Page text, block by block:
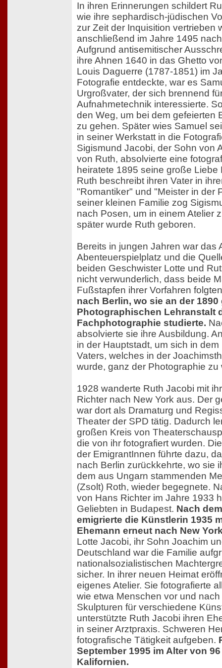
In ihren Erinnerungen schildert
wie ihre sephardisch-jüdischen
zur Zeit der Inquisition vertrieben
anschließend im Jahre 1495
Aufgrund antisemitischer
ihre Ahnen 1640 in das Ghetto
Louis Daguerre (1787-1851) im
Fotografie entdeckte, war es
Urgroßvater, der sich brennend
Aufnahmetechnik interessierte.
den Weg, um bei dem gefeierten
zu gehen. Später wies Samuel
in seiner Werkstatt in die
Sigismund Jacobi, der Sohn von
von Ruth, absolvierte eine
heiratete 1895 seine große Liebe
Ruth beschreibt ihren Vater in
"Romantiker" und "Meister in der
seiner kleinen Familie zog
nach Posen, um in einem Atelier
später wurde Ruth geboren.
Bereits in jungen Jahren war das
Abenteuerspielplatz und die
beiden Geschwister Lotte und
nicht verwunderlich, dass beide
Fußstapfen ihrer Vorfahren
nach Berlin, wo sie an der
Photographischen Lehranstalt
Fachphotographie studierte.
absolvierte sie ihre Ausbildung.
in der Hauptstadt, um sich in
Vaters, welches in der
wurde, ganz der Photographie zu
1928 wanderte Ruth Jacobi mit
Richter nach New York aus. Der
war dort als Dramaturg und
Theater der SPD tätig. Dadurch
großen Kreis von
die von ihr fotografiert wurden.
der EmigrantInnen führte dazu,
nach Berlin zurückkehrte, wo sie
dem aus Ungarn stammenden
(Zsolt) Roth, wieder begegnete.
von Hans Richter im Jahre 1933
Geliebten in Budapest. Nach
emigrierte die Künstlerin 1935
Ehemann erneut nach New
Lotte Jacobi, ihr Sohn Joachim
Deutschland war die Familie
nationalsozialistischen
sicher. In ihrer neuen Heimat
eigenes Atelier. Sie fotografierte
wie etwa Menschen vor und
Skulpturen für verschiedene
unterstützte Ruth Jacobi ihren
in seiner Arztpraxis. Schweren
fotografische Tätigkeit aufgeben.
September 1995 im Alter von
Kalifornien.